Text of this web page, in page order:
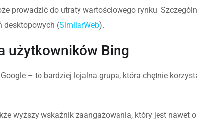
prowadzić do utraty wartościowego rynku.
desktopowych (SimilarWeb).
użytkowników Bing
– to bardziej lojalna grupa, która chętnie
wyższy wskaźnik zaangażowania, który jest nawet o